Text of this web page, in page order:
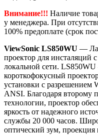
Внимание!!! Наличие
у менеджера. При
100% предоплате (срок
ViewSonic LS850WU —
проектор для инсталяций
локальной сети. LS850WU
короткофокусный
установки с разрешением
ANSI. Благодаря второму
технологии, проектор
яркость от надежного
службы 20 000 часов.
оптический зум,